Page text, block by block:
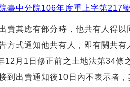
臺中分院106年度重上字第217
出賣其應有部分時，他共有人得
方式通知他共有人，即有關共
12月1日修正前之土地法第34條
到出賣通知後10日內不表示者